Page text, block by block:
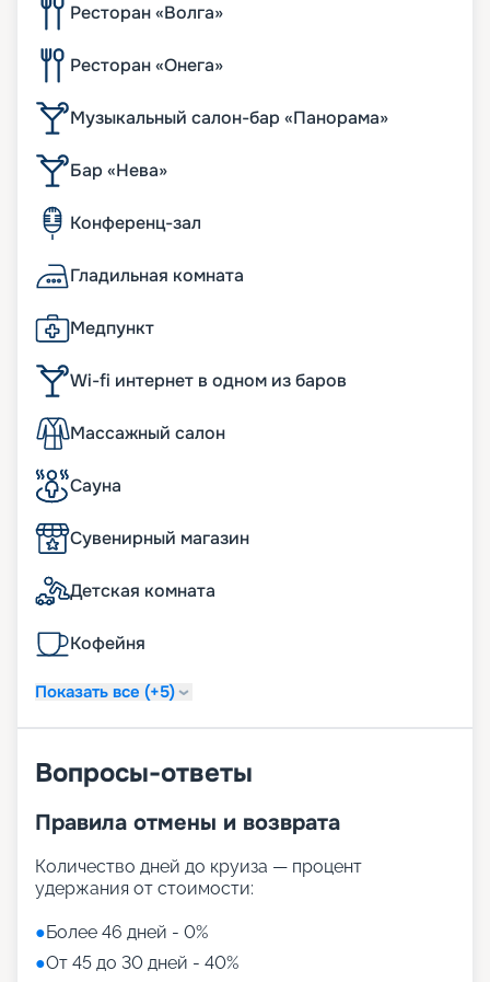
Ресторан «Волга»
Ресторан «Онега»
Музыкальный салон-бар «Панорама»
Бар «Нева»
Конференц-зал
Гладильная комната
Медпункт
Wi-fi интернет в одном из баров
Массажный салон
Сауна
Сувенирный магазин
Детская комната
Кофейня
Показать все (+5)
Вопросы-ответы
Правила отмены и возврата
Количество дней до круиза — процент
удержания от стоимости:
●Более 46 дней - 0%
●От 45 до 30 дней - 40%